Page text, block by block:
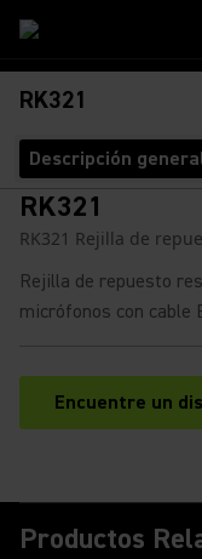
RK321
Descripción
RK321
RK321 Rejilla de
Rejilla de repuesto
micrófonos con cable
Encuentre un
Productos